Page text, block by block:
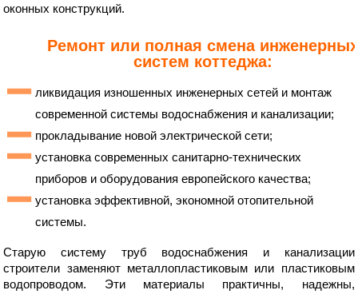
оконных конструкций.
Ремонт или полная смена инженерных
систем коттеджа:
ликвидация изношенных инженерных сетей и монтаж
современной системы водоснабжения и канализации;
прокладывание новой электрической сети;
установка современных санитарно-технических
приборов и оборудования европейского качества;
установка эффективной, экономной отопительной
системы.
Старую систему труб водоснабжения и канализации
строители заменяют металлопластиковым или пластиковым
водопроводом. Эти материалы практичны, надежны,